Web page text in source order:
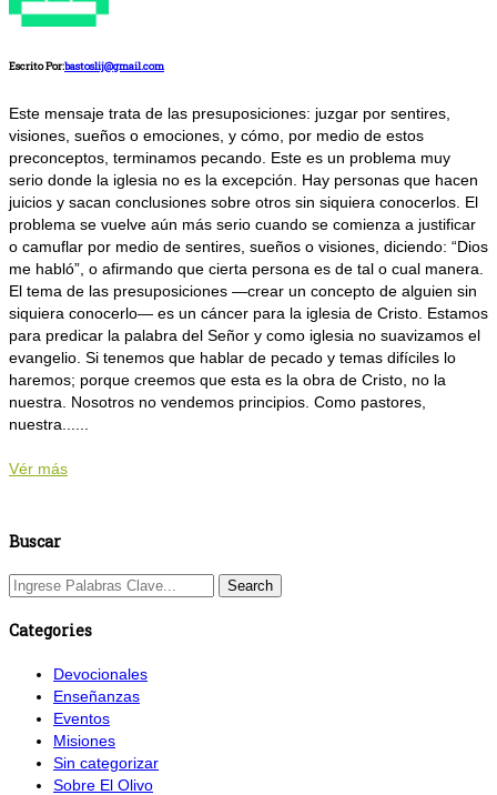
Escrito Por:bastoslij@gmail.com
Este mensaje trata de las presuposiciones: juzgar por sentires,
visiones, sueños o emociones, y cómo, por medio de estos
preconceptos, terminamos pecando. Este es un problema muy
serio donde la iglesia no es la excepción. Hay personas que hacen
juicios y sacan conclusiones sobre otros sin siquiera conocerlos. El
problema se vuelve aún más serio cuando se comienza a justificar
o camuflar por medio de sentires, sueños o visiones, diciendo: “Dios
me habló”, o afirmando que cierta persona es de tal o cual manera.
El tema de las presuposiciones —crear un concepto de alguien sin
siquiera conocerlo— es un cáncer para la iglesia de Cristo. Estamos
para predicar la palabra del Señor y como iglesia no suavizamos el
evangelio. Si tenemos que hablar de pecado y temas difíciles lo
haremos; porque creemos que esta es la obra de Cristo, no la
nuestra. Nosotros no vendemos principios. Como pastores,
nuestra......
Vér más
Buscar
Categories
Devocionales
Enseñanzas
Eventos
Misiones
Sin categorizar
Sobre El Olivo